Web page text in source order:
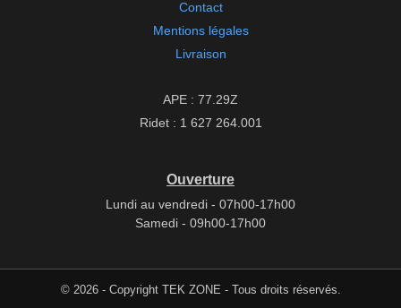
Contact
Mentions légales
Livraison
APE : 77.29Z
Ridet : 1 627 264.001
Ouverture
Lundi au vendredi - 07h00-17h00
Samedi - 09h00-17h00
© 2026 - Copyright TEK ZONE - Tous droits réservés.